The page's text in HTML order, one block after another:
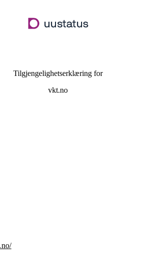
hovedinnhold
Tilgjengelighetserklæring for
vkt.no